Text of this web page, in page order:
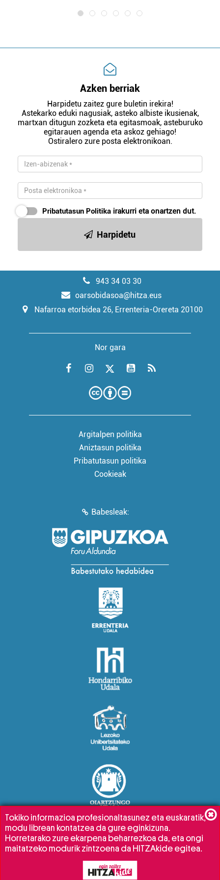
Azken berriak
Harpidetu zaitez gure buletin irekira!
Astekarko eduki nagusiak, asteko albiste ikusienak,
martxan ditugun zozketa eta egitasmoak, asteburuko
egitarauen agenda eta askoz gehiago!
Ostiralero zure posta elektronikoan.
Pribatutasun Politika irakurri eta onartzen dut.
Harpidetu
943 34 03 30
oarsobidasoa@hitza.eus
Nafarroa etorbidea 26, Errenteria-Orereta 20100
Nor gara
Argitalpen politika
Aniztasun politika
Pribatutasun politika
Cookieak
Babesleak:
Tokiko informazioa profesionaltasunez eta euskaratik,
modu librean kontatzea da gure eginkizuna.
Horretarako zure ekarpena beharrezkoa da, eta ongi
maitatzeko modurik zintzoena da HITZAkide egitea.